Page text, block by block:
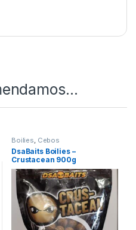
Boilies, Cebos
DsaBaits Boilies –
Crustacean 900g